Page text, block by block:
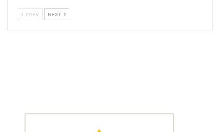
ซีพี ออลล์ ขอขอบคุณทุกฝ่ายที่ให้ความเชื่อมั่น และไว้วางใจบริษัทมา
PREV NEXT